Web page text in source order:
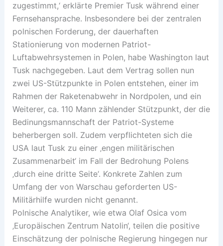
zugestimmt,‘ erklärte Premier Tusk während einer
Fernsehansprache. Insbesondere bei der zentralen
polnischen Forderung, der dauerhaften
Stationierung von modernen Patriot-
Luftabwehrsystemen in Polen, habe Washington laut
Tusk nachgegeben. Laut dem Vertrag sollen nun
zwei US-Stützpunkte in Polen entstehen, einer im
Rahmen der Raketenabwehr in Nordpolen, und ein
Weiterer, ca. 110 Mann zählender Stützpunkt, der die
Bedinungsmannschaft der Patriot-Systeme
beherbergen soll. Zudem verpflichteten sich die
USA laut Tusk zu einer ‚engen militärischen
Zusammenarbeit‘ im Fall der Bedrohung Polens
‚durch eine dritte Seite‘. Konkrete Zahlen zum
Umfang der von Warschau geforderten US-
Militärhilfe wurden nicht genannt.
Polnische Analytiker, wie etwa Olaf Osica vom
‚Europäischen Zentrum Natolin‘, teilen die positive
Einschätzung der polnische Regierung hingegen nur